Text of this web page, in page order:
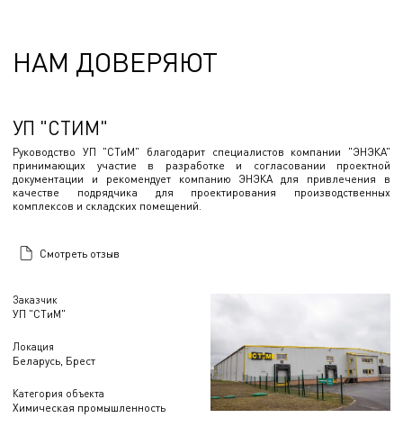
НАМ ДОВЕРЯЮТ
Заказчик
УП "СТиМ"
Локация
Беларусь, Брест
Категория объекта
Химическая промышленность
УП "СТИМ"
Руководство УП "СТиМ" благодарит специалистов компании "ЭНЭКА"
принимающих участие в разработке и согласовании проектной
документации и рекомендует компанию ЭНЭКА для привлечения в
качестве подрядчика для проектирования производственных
комплексов и складских помещений.
Смотреть отзыв